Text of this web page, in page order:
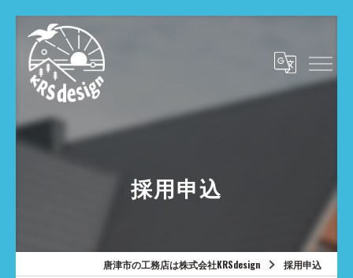
採用申込
唐津市の工務店は株式会社KRSdesign 採用申込